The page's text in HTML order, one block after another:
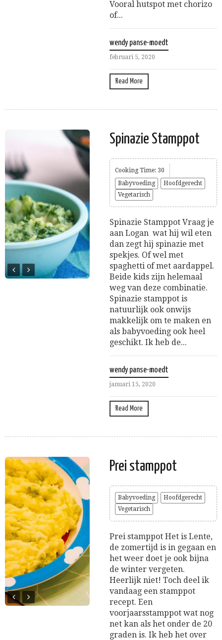
Vooral hutspot met chorizo
of...
wendy panse-moedt
februari 5, 2020
Read More
Spinazie Stamppot
Cooking Time: 30
Babyvoeding
Hoofdgerecht
Vegetarisch
Spinazie Stamppot Vraag je
aan Logan wat hij wil eten
dan zegt hij spinazie met
spekjes. Of wel met
spaghetti of met aardappel.
Beide kids zijn helemaal
weg van deze combinatie.
Spinazie stamppot is
natuurlijk ook onwijs
makkelijk om te maken en
als babyvoeding ook heel
geschikt. Ik heb de...
wendy panse-moedt
januari 15, 2020
Read More
Prei stamppot
Babyvoeding
Hoofdgerecht
Vegetarisch
Prei stamppot Het is Lente,
de zomertijd is in gegaan en
het weer doet je ook bijna
de winter vergeten.
Heerlijk niet! Toch deel ik
vandaag een stamppot
recept. Een
voorjaarsstamppot wat nog
net kan als het onder de 20
graden is. Ik heb het over